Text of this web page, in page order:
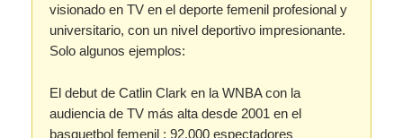
visionado en TV en el deporte femenil profesional y
universitario, con un nivel deportivo impresionante.
Solo algunos ejemplos:
El debut de Catlin Clark en la WNBA con la
audiencia de TV más alta desde 2001 en el
basquetbol femenil ; 92,000 espectadores